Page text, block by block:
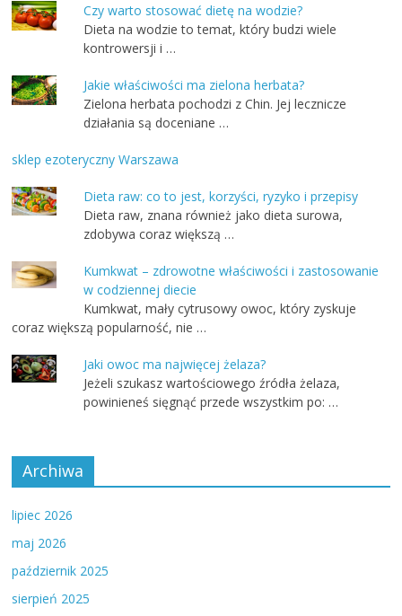
Czy warto stosować dietę na wodzie?
Dieta na wodzie to temat, który budzi wiele
kontrowersji i …
Jakie właściwości ma zielona herbata?
Zielona herbata pochodzi z Chin. Jej lecznicze
działania są doceniane …
sklep ezoteryczny Warszawa
Dieta raw: co to jest, korzyści, ryzyko i przepisy
Dieta raw, znana również jako dieta surowa,
zdobywa coraz większą …
Kumkwat – zdrowotne właściwości i zastosowanie
w codziennej diecie
Kumkwat, mały cytrusowy owoc, który zyskuje
coraz większą popularność, nie …
Jaki owoc ma najwięcej żelaza?
Jeżeli szukasz wartościowego źródła żelaza,
powinieneś sięgnąć przede wszystkim po: …
Archiwa
lipiec 2026
maj 2026
październik 2025
sierpień 2025